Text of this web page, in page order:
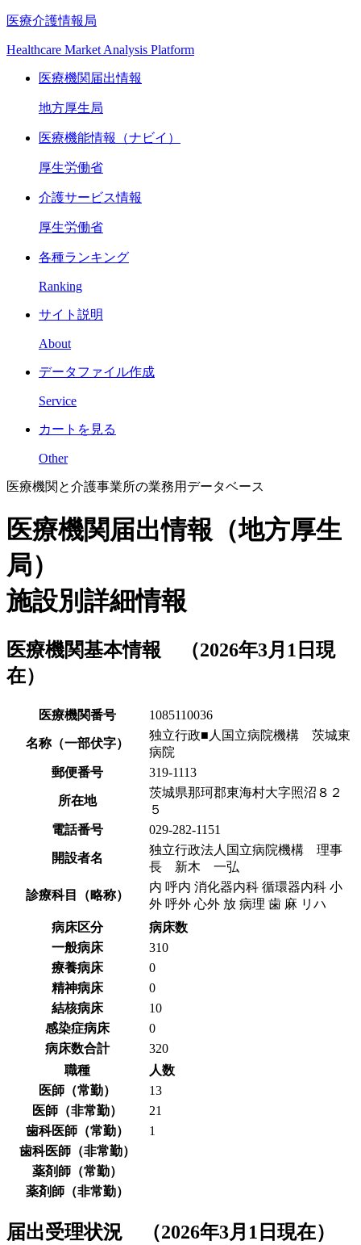
医療介護情報局
Healthcare Market Analysis Platform
医療機関届出情報
地方厚生局
医療機能情報（ナビイ）
厚生労働省
介護サービス情報
厚生労働省
各種ランキング
Ranking
サイト説明
About
データファイル作成
Service
カートを見る
Other
医療機関と介護事業所の業務用データベース
医療機関届出情報（地方厚生
局）
施設別詳細情報
医療機関基本情報 （2026年3月1日現
在）
医療機関番号 1085110036
名称（一部伏字）
独立行政■人国立病院機構 茨城東
病院
郵便番号
319-1113
所在地
茨城県那珂郡東海村大字照沼８２
５
電話番号
029-282-1151
開設者名
独立行政法人国立病院機構 理事
長 新木 一弘
診療科目（略称）
内 呼内 消化器内科 循環器内科 小
外 呼外 心外 放 病理 歯 麻 リハ
病床区分
病床数
一般病床
310
療養病床
0
精神病床
0
結核病床
10
感染症病床
0
病床数合計
320
職種
人数
医師（常勤）
13
医師（非常勤）
21
歯科医師（常勤）
1
歯科医師（非常勤）
薬剤師（常勤）
薬剤師（非常勤）
届出受理状況 （2026年3月1日現在）